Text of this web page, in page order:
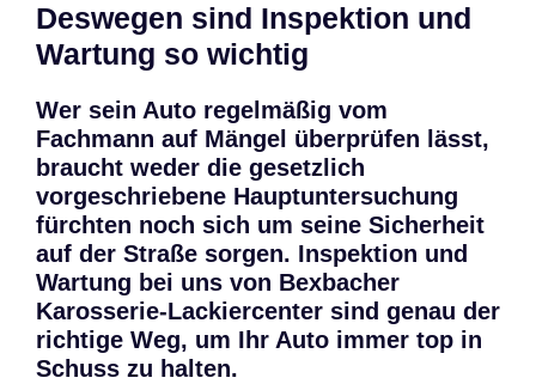
Deswegen sind Inspektion und
Wartung so wichtig
Wer sein Auto regelmäßig vom
Fachmann auf Mängel überprüfen lässt,
braucht weder die gesetzlich
vorgeschriebene Hauptuntersuchung
fürchten noch sich um seine Sicherheit
auf der Straße sorgen. Inspektion und
Wartung bei uns von Bexbacher
Karosserie-Lackiercenter sind genau der
richtige Weg, um Ihr Auto immer top in
Schuss zu halten.